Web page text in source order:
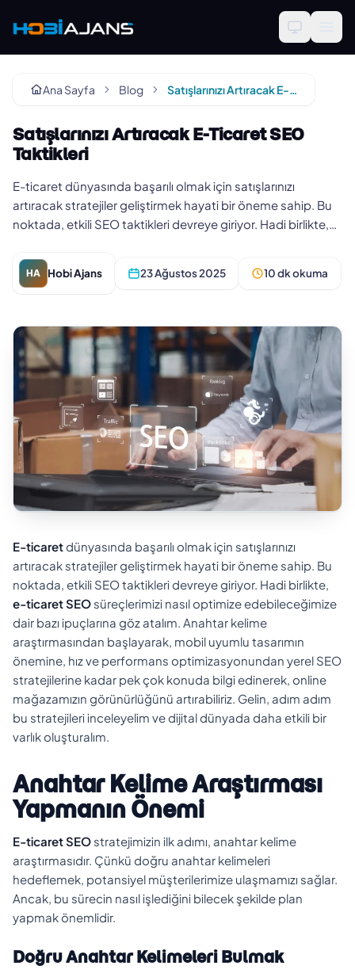
Ana Sayfa Blog Satışlarınızı Artıracak E-Ticaret SEO Taktikleri
Satışlarınızı Artıracak E-Ticaret SEO
Taktikleri
E-ticaret dünyasında başarılı olmak için satışlarınızı
artıracak stratejiler geliştirmek hayati bir öneme sahip. Bu
noktada, etkili SEO taktikleri devreye giriyor. Hadi birlikte,
HA Hobi Ajans 23 Ağustos 2025 10 dk okuma
E-ticaretdünyasında başarılı olmak için satışlarınızı
artıracak stratejiler geliştirmek hayati bir öneme sahip. Bu
noktada, etkili SEO taktikleri devreye giriyor. Hadi birlikte,
e-ticaret SEO süreçlerimizi nasıl optimize edebileceğimize
dair bazı ipuçlarına göz atalım. Anahtar kelime
araştırmasından başlayarak, mobil uyumlu tasarımın
önemine, hız ve performans optimizasyonundan yerel SEO
stratejilerine kadar pek çok konuda bilgi edinerek, online
mağazamızın görünürlüğünü artırabiliriz. Gelin, adım adım
bu stratejileri inceleyelim ve dijital dünyada daha etkili bir
varlık oluşturalım.
Anahtar Kelime Araştırması
Yapmanın Önemi
E-ticaret SEO stratejimizin ilk adımı, anahtar kelime
araştırmasıdır. Çünkü doğru anahtar kelimeleri
hedeflemek, potansiyel müşterilerimize ulaşmamızı sağlar.
Ancak, bu sürecin nasıl işlediğini bilecek şekilde plan
yapmak önemlidir.
Doğru Anahtar Kelimeleri Bulmak